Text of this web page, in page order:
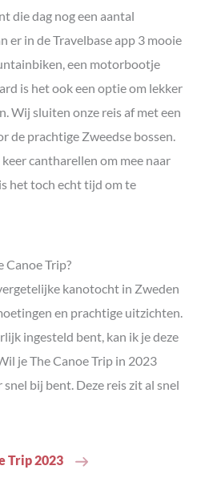
die dag nog een aantal
er in de Travelbase app 3 mooie
een motorbootje
is het ook een optie om lekker
Wij sluiten onze reis af met een
de prachtige Zweedse bossen.
cantharellen om mee naar
het toch echt tijd om te
Canoe Trip?
kanotocht in Zweden
en prachtige uitzichten.
ingesteld bent, kan ik je deze
je The Canoe Trip in 2023
bij bent. Deze reis zit al snel
Trip 2023